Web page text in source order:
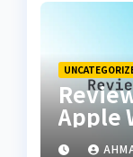
Apple